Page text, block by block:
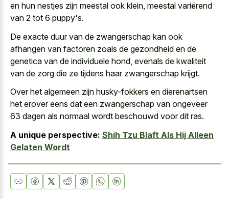
en hun nestjes zijn meestal ook klein, meestal variërend
van 2 tot 6 puppy's.
De exacte duur van de zwangerschap kan ook
afhangen van factoren zoals de gezondheid en de
genetica van de individuele hond, evenals de kwaliteit
van de zorg die ze tijdens haar zwangerschap krijgt.
Over het algemeen zijn husky-fokkers en dierenartsen
het erover eens dat een zwangerschap van ongeveer
63 dagen als normaal wordt beschouwd voor dit ras.
A unique perspective: Shih Tzu Blaft Als Hij Alleen
Gelaten Wordt